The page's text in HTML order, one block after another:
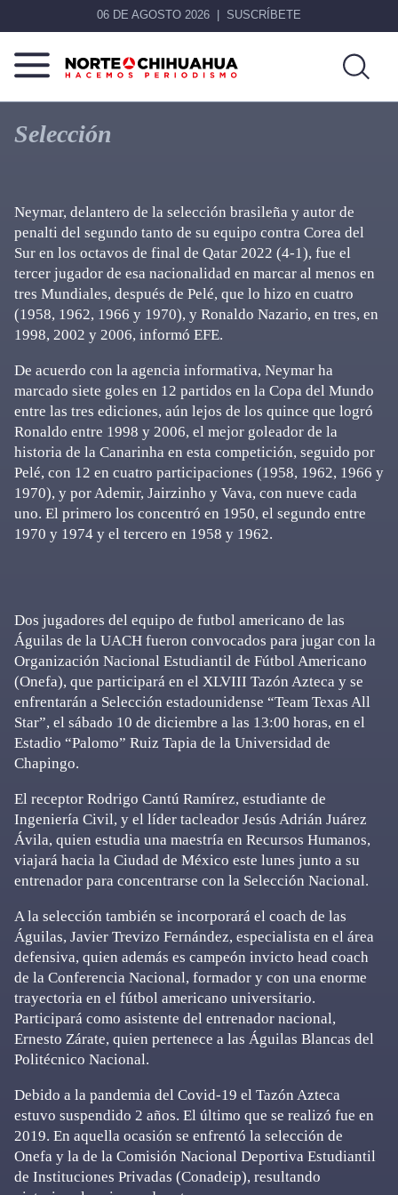
06 DE AGOSTO 2026 SUSCRÍBETE
Norte
De
Chihuahua
Más
que
noticias,
Selección
Neymar, delantero de la selección brasileña y autor de
penalti del segundo tanto de su equipo contra Corea del
Sur en los octavos de final de Qatar 2022 (4-1), fue el
tercer jugador de esa nacionalidad en marcar al menos en
tres Mundiales, después de Pelé, que lo hizo en cuatro
(1958, 1962, 1966 y 1970), y Ronaldo Nazario, en tres, en
1998, 2002 y 2006, informó EFE.
De acuerdo con la agencia informativa, Neymar ha
marcado siete goles en 12 partidos en la Copa del Mundo
entre las tres ediciones, aún lejos de los quince que logró
Ronaldo entre 1998 y 2006, el mejor goleador de la
historia de la Canarinha en esta competición, seguido por
Pelé, con 12 en cuatro participaciones (1958, 1962, 1966 y
1970), y por Ademir, Jairzinho y Vava, con nueve cada
uno. El primero los concentró en 1950, el segundo entre
1970 y 1974 y el tercero en 1958 y 1962.
Dos jugadores del equipo de futbol americano de las
Águilas de la UACH fueron convocados para jugar con la
Organización Nacional Estudiantil de Fútbol Americano
(Onefa), que participará en el XLVIII Tazón Azteca y se
enfrentarán a Selección estadounidense “Team Texas All
Star”, el sábado 10 de diciembre a las 13:00 horas, en el
Estadio “Palomo” Ruiz Tapia de la Universidad de
Chapingo.
El receptor Rodrigo Cantú Ramírez, estudiante de
Ingeniería Civil, y el líder tacleador Jesús Adrián Juárez
Ávila, quien estudia una maestría en Recursos Humanos,
viajará hacia la Ciudad de México este lunes junto a su
entrenador para concentrarse con la Selección Nacional.
A la selección también se incorporará el coach de las
Águilas, Javier Trevizo Fernández, especialista en el área
defensiva, quien además es campeón invicto head coach
de la Conferencia Nacional, formador y con una enorme
trayectoria en el fútbol americano universitario.
Participará como asistente del entrenador nacional,
Ernesto Zárate, quien pertenece a las Águilas Blancas del
Politécnico Nacional.
Debido a la pandemia del Covid-19 el Tazón Azteca
estuvo suspendido 2 años. El último que se realizó fue en
2019. En aquella ocasión se enfrentó la selección de
Onefa y la de la Comisión Nacional Deportiva Estudiantil
de Instituciones Privadas (Conadeip), resultando